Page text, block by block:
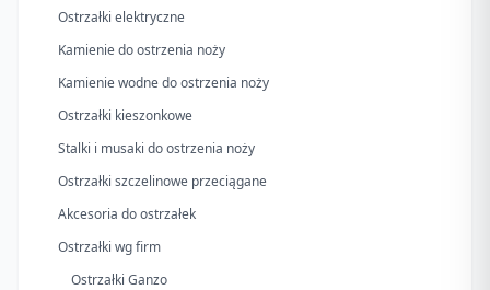
Ostrzałki elektryczne
Kamienie do ostrzenia noży
Kamienie wodne do ostrzenia noży
Ostrzałki kieszonkowe
Stalki i musaki do ostrzenia noży
Ostrzałki szczelinowe przeciągane
Akcesoria do ostrzałek
Ostrzałki wg firm
Ostrzałki Ganzo